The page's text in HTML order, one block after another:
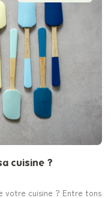
cuisine ?
votre cuisine ? Entre tons